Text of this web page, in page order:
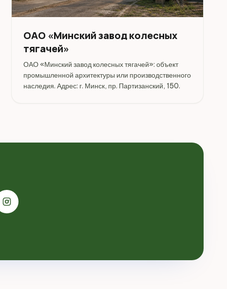
ОАО «Минский завод колесных
тягачей»
ОАО «Минский завод колесных тягачей»: объект
промышленной архитектуры или производственного
наследия. Адрес: г. Минск, пр. Партизанский, 150.